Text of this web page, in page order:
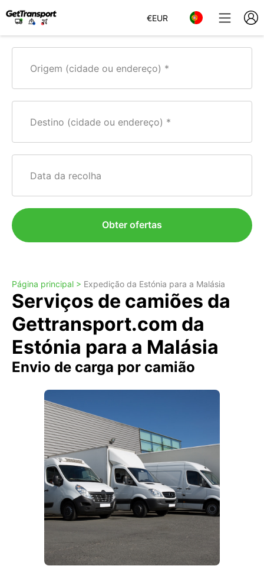
€EUR
Origem (cidade ou endereço)
Destino (cidade ou endereço)
Data da recolha
Obter ofertas
Página principal > Expedição da Estónia para a Malásia
Serviços de camiões da
Gettransport.com da
Estónia para a Malásia
Envio de carga por camião